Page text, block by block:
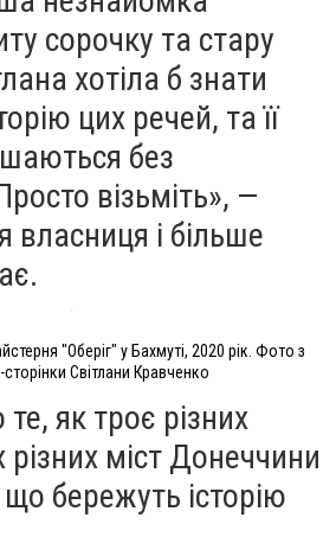
сорочку та стару
хотіла б знати
цих речей, та її
без
візьміть», —
і більше
"Оберіг" у Бахмуті, 2020 рік. Фото з
Світлани Кравченко
те, як троє різних
різних міст Донеччини
бережуть історію